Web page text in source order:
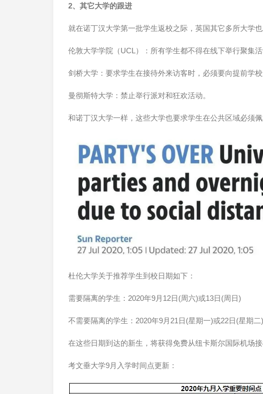
2、其它大学的跟进
就在诺丁汉大学第一批学生返校之际，英国其它多所大学也
伦敦大学学院（UCL）：所有学生都不得在线下举行聚集
剑桥大学：要求学生在接待外来访客时，必须要向提前学校
曼彻斯特大学：禁止举行派对和狂欢活动。
和诺丁汉大学一样，这些大学也要求学生在公共区域必须佩
杜伦大学关于推荐学生到校日期如下：
需要隔离的学生：2020年9月12日(周六)或13日(周日)
不需要隔离的学生：2020年9月21日(星期一)或22日(星期二)
在这些日期到达的新生，将获得免费从纽卡斯尔国际机场接
考文垂大学9月入学时间点更新：